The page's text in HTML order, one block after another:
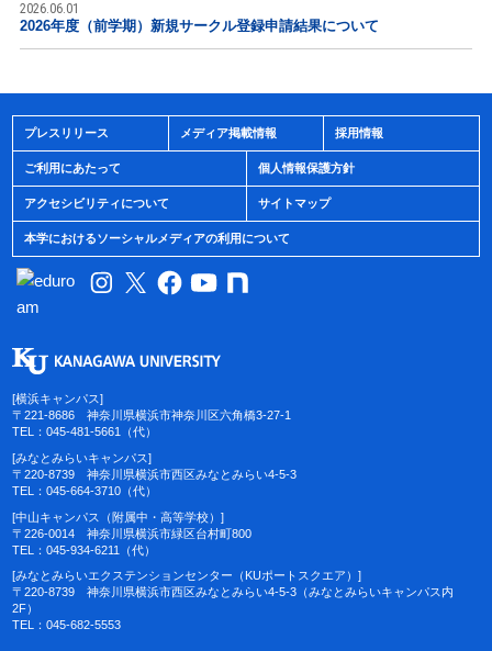
2026.06.01
2026年度（前学期）新規サークル登録申請結果について
プレスリリース メディア掲載情報 採用情報
ご利用にあたって 個人情報保護方針
アクセシビリティについて サイトマップ
本学におけるソーシャルメディアの利用について
[横浜キャンパス]
〒221-8686 神奈川県横浜市神奈川区六角橋3-27-1
TEL：045-481-5661（代）
[みなとみらいキャンパス]
〒220-8739 神奈川県横浜市西区みなとみらい4-5-3
TEL：045-664-3710（代）
[中山キャンパス（附属中・高等学校）]
〒226-0014 神奈川県横浜市緑区台村町800
TEL：045-934-6211（代）
[みなとみらいエクステンションセンター（KUポートスクエア）]
〒220-8739 神奈川県横浜市西区みなとみらい4-5-3（みなとみらいキャンパス内
2F）
TEL：045-682-5553